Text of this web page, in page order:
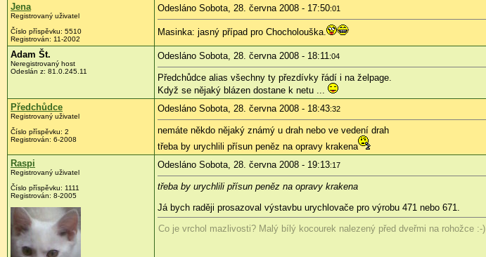
Jena
Registrovaný uživatel
Číslo příspěvku: 5510
Registrován: 11-2002
Odesláno Sobota, 28. června 2008 - 17:50:01
Masinka: jasný případ pro Chocholouška.
Adam Št.
Neregistrovaný host
Odeslán z: 81.0.245.11
Odesláno Sobota, 28. června 2008 - 18:11 :04
Předchůdce alias všechny ty přezdívky řádí i na želpage.
Když se nějaký blázen dostane k netu ...
Předchůdce
Registrovaný uživatel
Číslo příspěvku: 2
Registrován: 6-2008
Odesláno Sobota, 28. června 2008 - 18:43:32
nemáte někdo nějaký známý u drah nebo ve vedení drah
třeba by urychlili přísun peněz na opravy krakena
Raspi
Registrovaný uživatel
Číslo příspěvku: 1111
Registrován: 8-2005
Odesláno Sobota, 28. června 2008 - 19:13:17
třeba by urychlili přísun peněz na opravy krakena
Já bych raději prosazoval výstavbu urychlovače pro výrobu 471 nebo 671.
Co je vrchol mazlivosti? Malý bílý kocourek nalezený před dveřmi na rohožce :-)